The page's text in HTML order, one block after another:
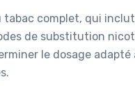
tabac complet, qui
de substitution
le dosage